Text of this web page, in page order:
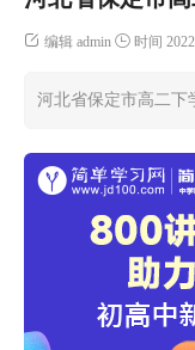
编辑 admin 时间
河北省保定市高二下